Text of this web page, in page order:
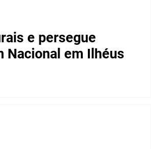
e persegue
Nacional em Ilhéus